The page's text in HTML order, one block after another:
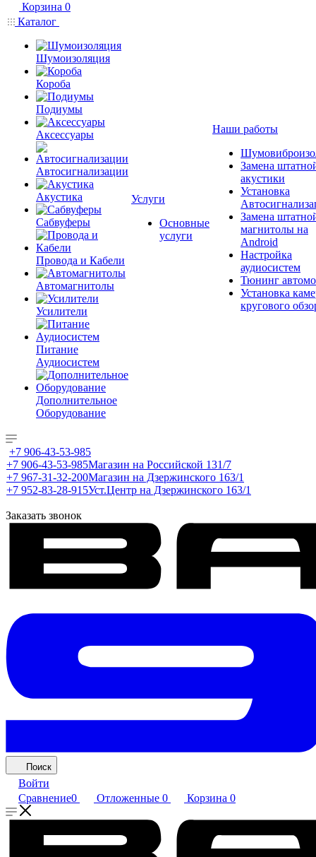
Корзина 0
Каталог
Шумоизоляция
Короба
Подиумы
Аксессуары
Автосигнализации
Акустика
Сабвуферы
Провода и Кабели
Автомагнитолы
Усилители
Питание
Аудиосистем
Дополнительное
Оборудование
Услуги
Основные
услуги
Наши работы
Замена
акустики
Установка
Замена
магнитолы на
Android
Настройка
аудиосистем
Тюнинг
Установка
кругового
+7 906-43-53-985
+7 906-43-53-985Магазин на Российской 131/7
+7 967-31-32-200Магазин на Дзержинского 163/1
+7 952-83-28-915Уст.Центр на Дзержинского 163/1
Заказать звонок
Поиск
Войти
Сравнение0 Отложенные 0 Корзина 0